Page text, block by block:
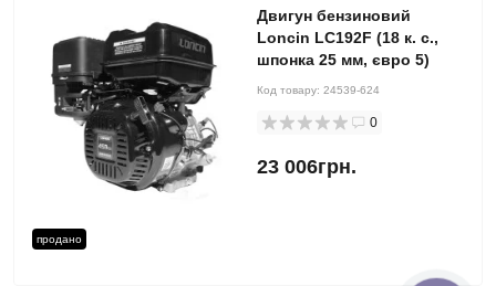
продано
Двигун бензиновий
Loncin LC192F (18 к. с.,
шпонка 25 мм, євро 5)
Код товару: 24539-624
0
23 006грн.